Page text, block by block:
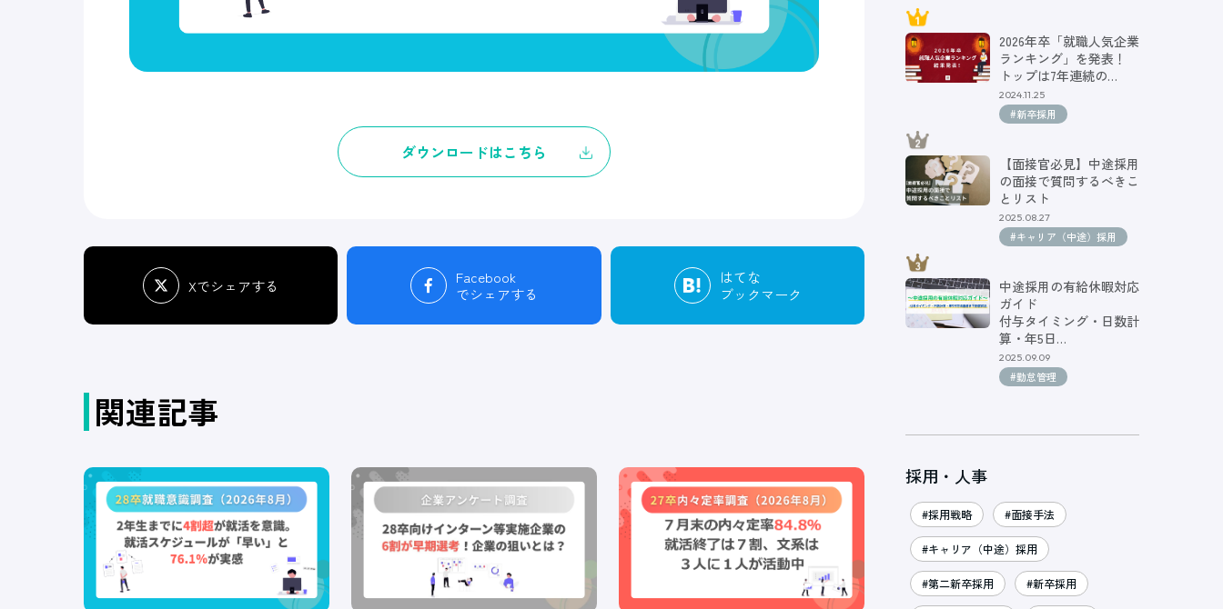
ダウンロードはこちら
Xでシェアする
Facebook
でシェアする
はてな
ブックマーク
関連記事
2026年卒「就職人気企業
ランキング」を発表！
トップは7年連続の…
2024.11.25
#新卒採用
【面接官必見】中途採用
の面接で質問するべきこ
とリスト
2025.08.27
#キャリア（中途）採用
中途採用の有給休暇対応
ガイド
付与タイミング・日数計
算・年5日…
2025.09.09
#勤怠管理
採用・人事
#採用戦略 #面接手法
#キャリア（中途）採用
#第二新卒採用 #新卒採用